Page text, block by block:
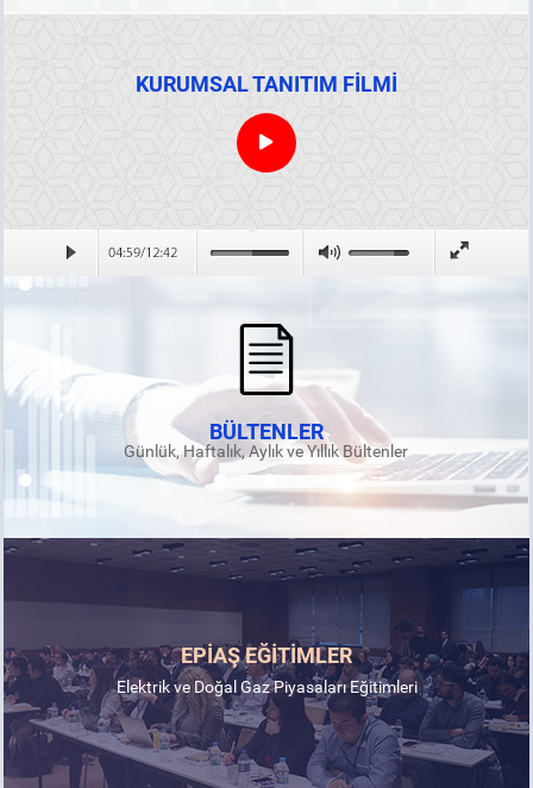
KURUMSAL TANITIM FİLMİ
BÜLTENLER
Günlük, Haftalık, Aylık ve Yıllık Bültenler
EPİAŞ EĞİTİMLER
Elektrik ve Doğal Gaz Piyasaları Eğitimleri